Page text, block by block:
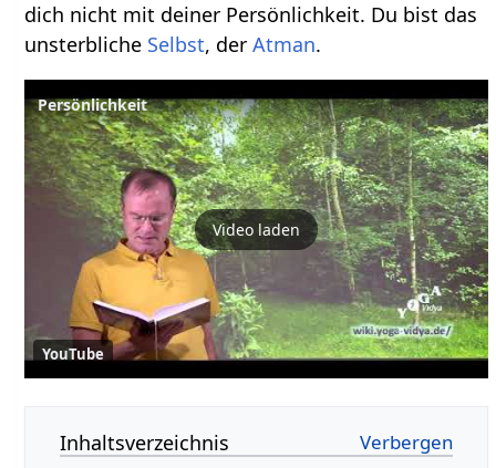
dich nicht mit deiner Persönlichkeit. Du bist das
unsterbliche Selbst, derAtman.
Persönlichkeit
Video laden
YouTube
Inhaltsverzeichnis